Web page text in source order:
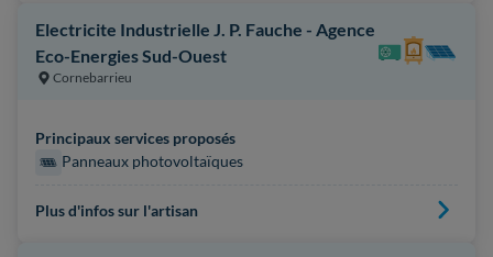
Electricite Industrielle J. P. Fauche - Agence
Eco-Energies Sud-Ouest
Cornebarrieu
Principaux services proposés
Panneaux photovoltaïques
Plus d'infos sur l'artisan